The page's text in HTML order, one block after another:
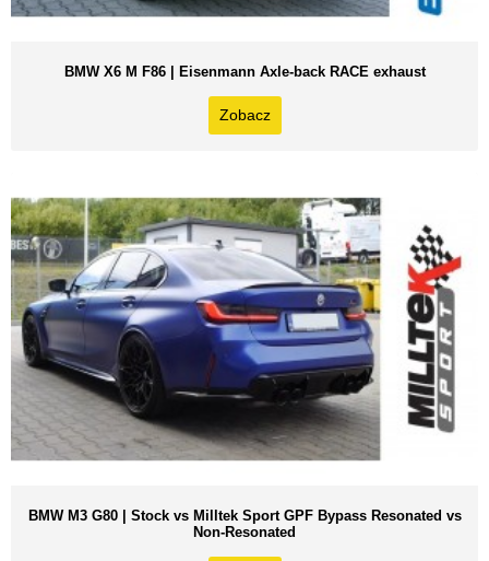
BMW X6 M F86 | Eisenmann Axle-back RACE exhaust
Zobacz
BMW M3 G80 | Stock vs Milltek Sport GPF Bypass Resonated vs
Non-Resonated